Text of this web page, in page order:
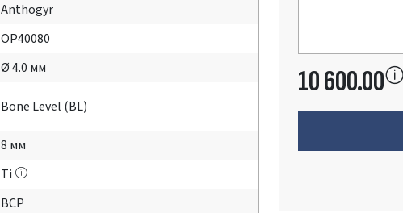
Anthogyr
OP40080
Ø 4.0 мм
Bone Level (BL)
8 мм
Ti
BCP
10 600.00